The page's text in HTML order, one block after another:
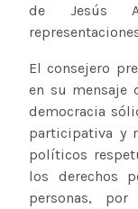
de Jesús
El consejero
en su mensaje
democracia
participativa y
políticos
los derechos
personas,